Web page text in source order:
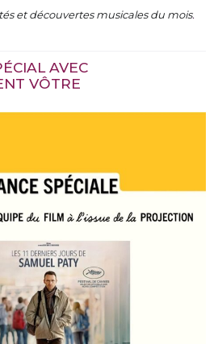
et découvertes musicales du mois.
AVEC
VÔTRE